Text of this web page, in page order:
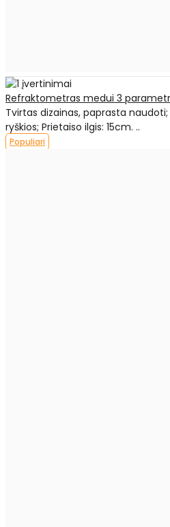
Refraktometras medui 3
Tvirtas dizainas, paprasta
ryškios; Prietaiso ilgis: 15cm. ..
Populiari